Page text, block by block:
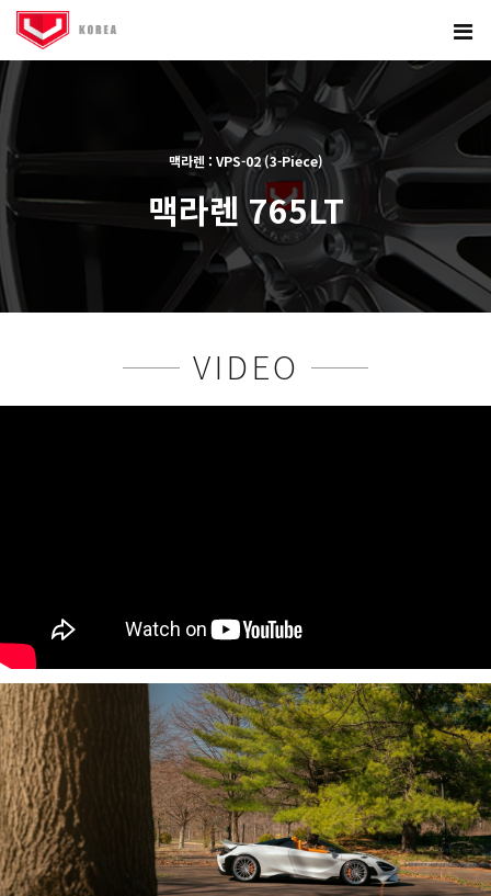
맥라렌 : VPS-02 (3-Piece)
맥라렌 765LT
VIDEO